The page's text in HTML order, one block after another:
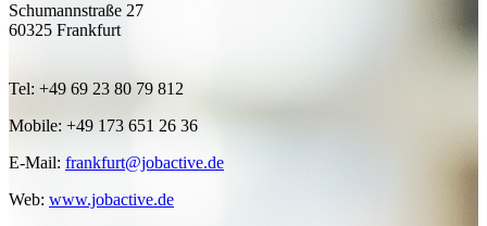
Schumannstraße 27
60325 Frankfurt
Tel: +49 69 23 80 79 812
Mobile: +49 173 651 26 36
E-Mail: frankfurt@jobactive.de
Web: www.jobactive.de